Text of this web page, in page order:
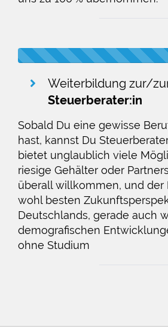
Weiterbildung zur/
Steuerberater:in
Sobald Du eine gewisse
hast, kannst Du
bietet unglaublich viele
riesige Gehälter oder
überall willkommen, und der
wohl besten
Deutschlands, gerade auch
demografischen
ohne Studium